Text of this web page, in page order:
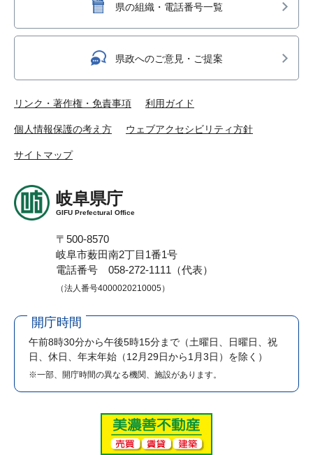
県の組織・電話番号一覧
県政へのご意見・ご提案
リンク・著作権・免責事項 利用ガイド
個人情報保護の考え方 ウェブアクセシビリティ方針
サイトマップ
岐阜県庁
GIFU Prefectural Office
〒500-8570
岐阜市薮田南2丁目1番1号
電話番号 058-272-1111（代表）
（法人番号4000020210005）
開庁時間
午前8時30分から午後5時15分まで （土曜日、日曜日、祝
日、休日、年末年始（12月29日から1月3日）を除く）
※一部、開庁時間の異なる機関、施設があります。